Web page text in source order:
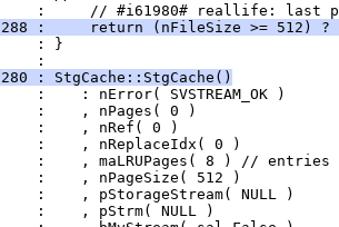
:     return (nFileSize >= 512)
: }
: StgCache::StgCache()